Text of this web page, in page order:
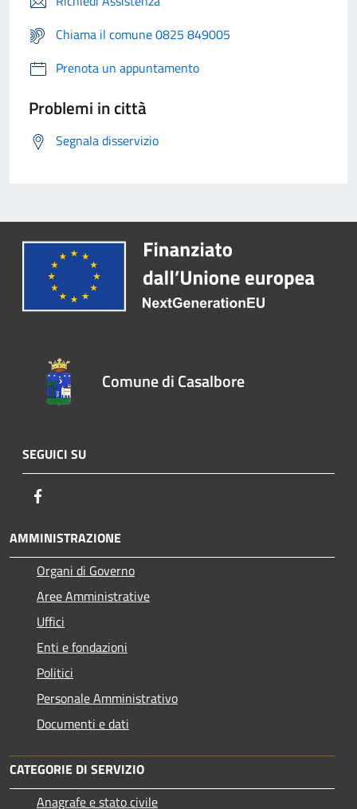
Chiama il comune 0825 849005
Prenota un appuntamento
Problemi in città
Segnala disservizio
Comune di Casalbore
SEGUICI SU
AMMINISTRAZIONE
Organi di Governo
Aree Amministrative
Uffici
Enti e fondazioni
Politici
Personale Amministrativo
Documenti e dati
CATEGORIE DI SERVIZIO
Anagrafe e stato civile